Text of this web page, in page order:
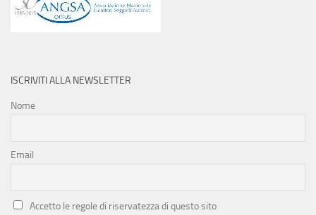
ISCRIVITI ALLA NEWSLETTER
Nome
Email
Accetto le regole di riservatezza di questo sito